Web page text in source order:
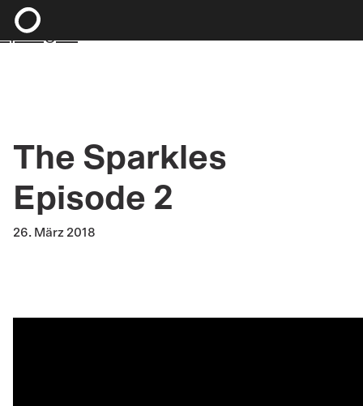
Zum Hauptinhalt springen
springen
The Sparkles
Episode 2
26. März 2018